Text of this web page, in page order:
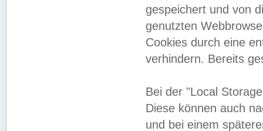
gespeichert und von
genutzten
Cookies durch eine
verhindern. Bereits
Bei der "Local
Diese können auch
und bei einem